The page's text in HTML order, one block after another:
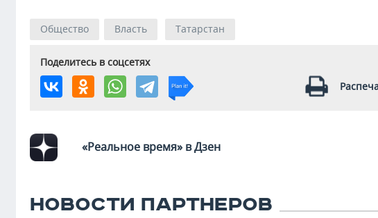
Общество Власть Татарстан
Поделитесь в соцсетях
«Реальное время» в Дзен
НОВОСТИ ПАРТНЕРОВ